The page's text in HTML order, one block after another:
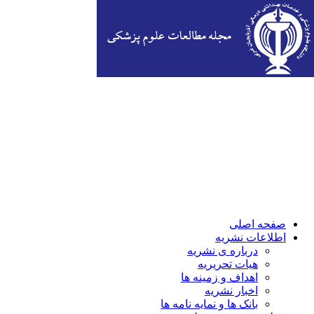
صفحه اصلی
اطلاعات نشریه
درباره ی نشریه
هیات تحریریه
اهداف و زمینه ها
اخبار نشریه
بانک ها و نمایه نامه ها